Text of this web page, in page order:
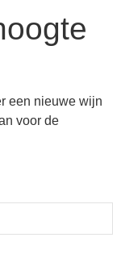
een nieuwe wijn
voor de